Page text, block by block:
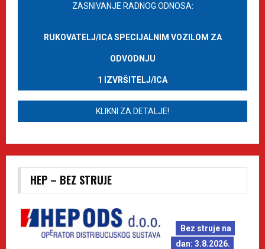
ZASNIVANJE RADNOG ODNOSA:
RUKOVATELJ/ICA SPECIJALNIM VOZILOM ZA
ODVODNJU
1 IZVRŠITELJ/ICA
KLIKNI ZA DETALJE!
HEP – BEZ STRUJE
Bez struje na
dan: 3.8.2026.